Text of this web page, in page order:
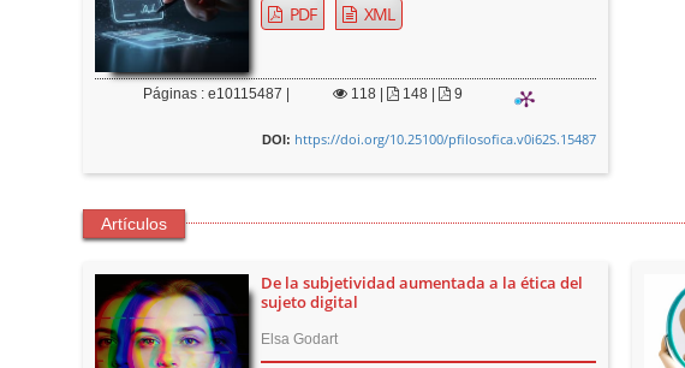
PDF XML
Páginas : e10115487 | 118 148 | 9
DOI: https://doi.org/10.25100/pfilosofica.v0i62S.15487
Artículos
De la subjetividad aumentada a la ética del
sujeto digital
Elsa Godart